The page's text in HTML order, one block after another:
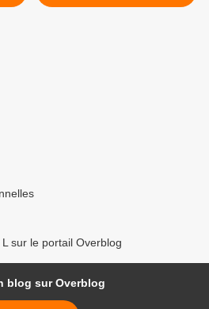
sur le portail Overblog
blog sur Overblog